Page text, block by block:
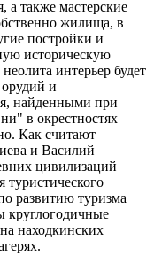
а также мастерские
жилища, в
постройки и
историческую
интерьер будет
и
найденными при
в окрестностях
Как считают
и Василий
цивилизаций
туристического
развитию туризма
круглогодичные
находкинских